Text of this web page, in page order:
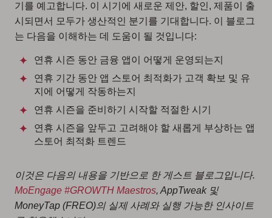
기를 예고합니다. 이 시기에 새로운 제안, 할인, 제품이 출
시되면서 모두가 생산적인 분기를 기대합니다. 이 블로그
는 다음을 이해하는 데 도움이 될 것입니다:
연휴 시즌 동안 금융 앱이 어떻게 운영되는지
연휴 기간 동안 앱 스토어 최적화가 고객 확보 및 유
지에 어떻게 작동하는지
연휴 시즌을 준비하기 시작할 적절한 시기
연휴 시즌을 앞두고 고려해야 할 새롭게 부상하는 앱
스토어 최적화 트렌드
이것은 다음의 내용을 기반으로 한 게스트 블로그입니다.
MoEngage #GROWTH Maestros, AppTweak 및
MoneyTap (FREO)의 실제 사례와 실행 가능한 인사이트